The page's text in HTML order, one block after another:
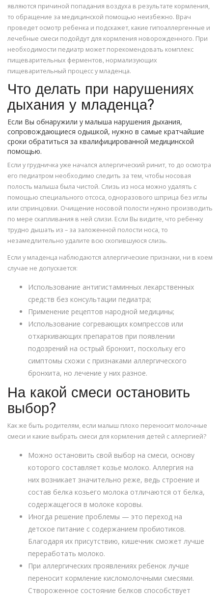
являются причиной попадания воздуха в результате кормления,
то обращение за медицинской помощью неизбежно. Врач
проведет осмотр ребенка и подскажет, какие гипоаллергенные и
лечебные смеси подойдут для кормления новорожденного. При
необходимости педиатр может порекомендовать комплекс
пищеварительных ферментов, нормализующих
пищеварительный процесс у младенца.
Что делать при нарушениях
дыхания у младенца?
Если Вы обнаружили у малыша нарушения дыхания,
сопровождающиеся одышкой, нужно в самые кратчайшие
сроки обратиться за квалифицированной медицинской
помощью.
Если у грудничка уже начался аллергический ринит, то до осмотра
его педиатром необходимо следить за тем, чтобы носовая
полость малыша была чистой. Слизь из носа можно удалять с
помощью специального отсоса, одноразового шприца без иглы
или спринцовки. Очищение носовой полости нужно производить
по мере скапливания в ней слизи. Если Вы видите, что ребенку
трудно дышать из – за заложенной полости носа, то
незамедлительно удалите всю скопившуюся слизь.
Если у младенца наблюдаются аллергические признаки, ни в коем
случае не допускается:
Использование антигистаминных лекарственных
средств без консультации педиатра;
Применение рецептов народной медицины;
Использование согревающих компрессов или
отхаркивающих препаратов при появлении
подозрений на острый бронхит, поскольку его
симптомы схожи с признаками аллергического
бронхита, но лечение у них разное.
На какой смеси остановить
выбор?
Как же быть родителям, если малыш плохо переносит молочные
смеси и какие выбрать смеси для кормления детей с аллергией?
Можно остановить свой выбор на смеси, основу
которого составляет козье молоко. Аллергия на
них возникает значительно реже, ведь строение и
состав белка козьего молока отличаются от белка,
содержащегося в молоке коровы.
Иногда решение проблемы — это переход на
детское питание с содержанием пробиотиков.
Благодаря их присутствию, кишечник сможет лучше
переработать молоко.
При аллергических проявлениях ребенок лучше
переносит кормление кисломолочными смесями.
Створоженное состояние белков способствует